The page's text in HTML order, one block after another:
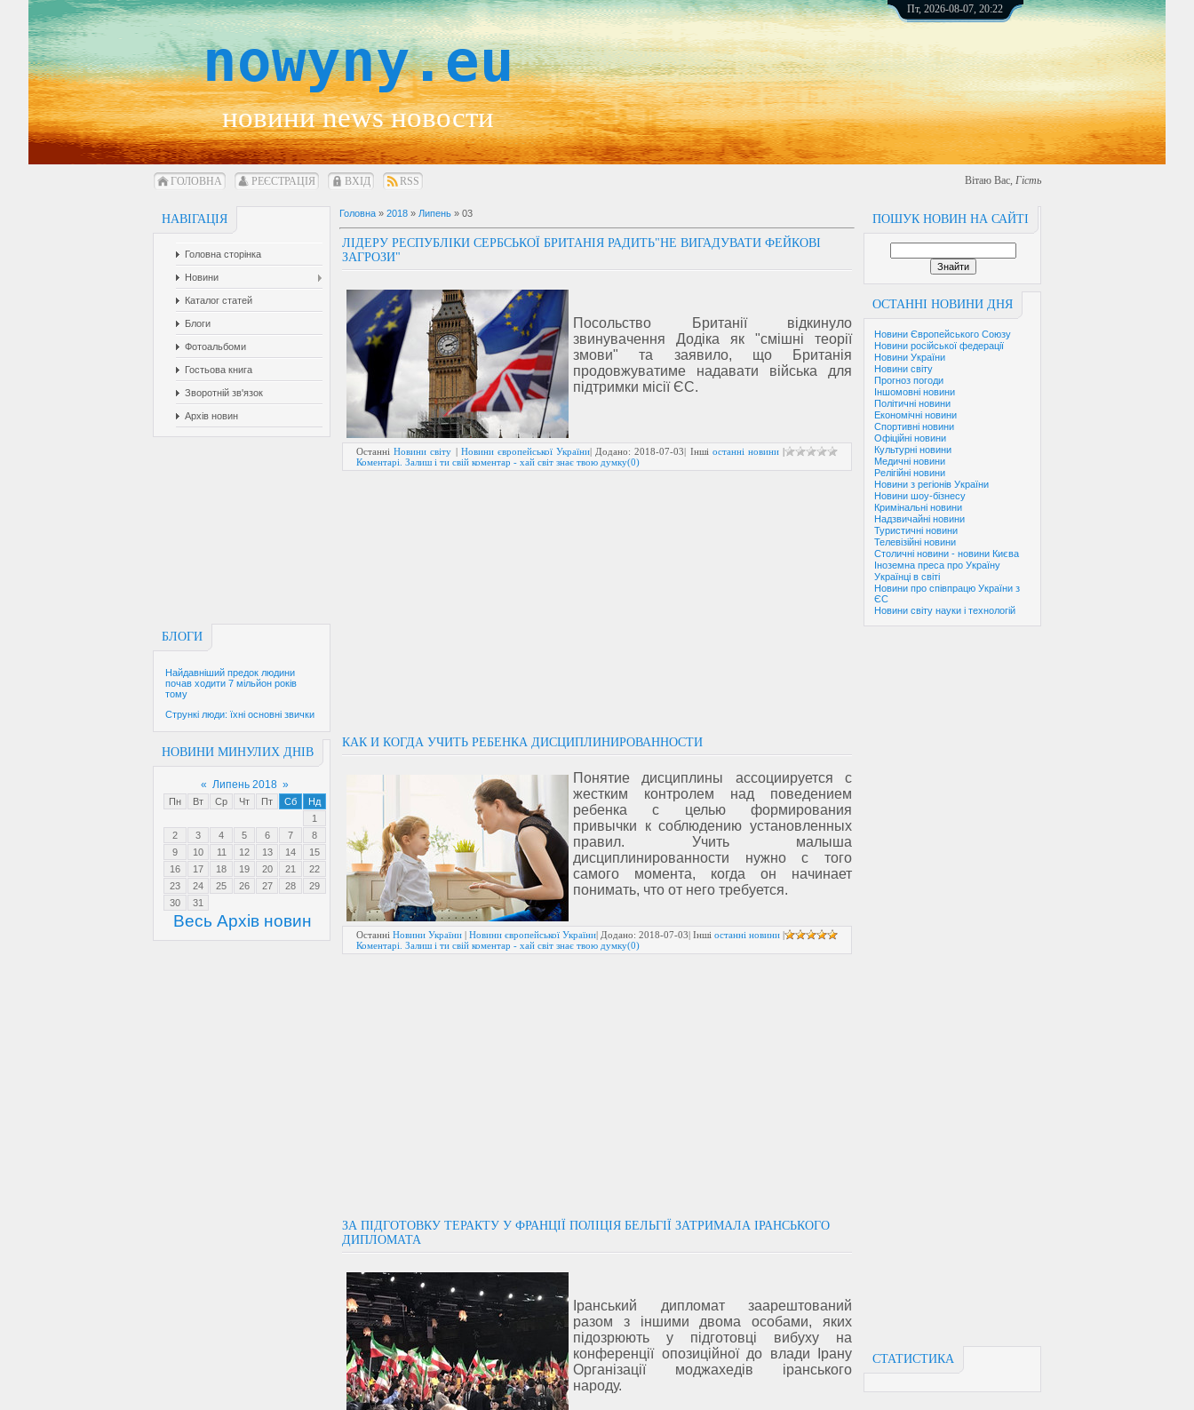
nowyny.eu
новини news новости
Пт, 2026-08-07, 20:22
ГОЛОВНА РЕЄСТРАЦІЯ ВХІД RSS Вітаю Вас, Гість
НАВІГАЦІЯ
Головна сторінка
Новини
Каталог статей
Блоги
Фотоальбоми
Гостьова книга
Зворотній зв'язок
Архів новин
БЛОГИ
Найдавніший предок людини
почав ходити 7 мільйон років
тому
Стрункі люди: їхні основні звички
НОВИНИ МИНУЛИХ ДНІВ
« Липень 2018 »
Пн Вт Ср Чт Пт Сб
Нд
1
2
3 4 5 6 7
8
9
10 11 12 13 14
15
16
17 18 19 20 21
22
23
24 25 26 27 28
29
30
31
Весь Архів новин
ПОШУК НОВИН НА САЙТІ
ОСТАННІ НОВИНИ ДНЯ
Новини Європейського Союзу
Новини російської федерації
Новини України
Новини світу
Прогноз погоди
Іншомовні новини
Політичні новини
Економічні новини
Спортивні новини
Офіційні новини
Культурні новини
Медичні новини
Релігійні новини
Новини з регіонів України
Новини шоу-бізнесу
Кримінальні новини
Надзвичайні новини
Туристичні новини
Телевізійні новини
Столичні новини - новини Києва
Іноземна преса про Україну
Українці в світі
Новини про співпрацю України з
ЄС
Новини світу науки і технологій
СТАТИСТИКА
Головна » 2018 » Липень » 03
ЛІДЕРУ РЕСПУБЛІКИ СЕРБСЬКОЇ БРИТАНІЯ РАДИТЬ"НЕ ВИГАДУВАТИ ФЕЙКОВІ
ЗАГРОЗИ"
Посольство Британії відкинуло
звинувачення Додіка як "смішні теорії
змови" та заявило, що Британія
продовжуватиме надавати війська для
підтримки місії ЄС.
ОстанніНовини світу | Новини європейської України| Додано:2018-07-03| Інші останні новини|
Коментарі. Залиш і ти свій коментар - хай світ знає твою думку(0)
КАК И КОГДА УЧИТЬ РЕБЕНКА ДИСЦИПЛИНИРОВАННОСТИ
Понятие дисциплины ассоциируется с
жестким контролем над поведением
ребенка с целью формирования
привычки к соблюдению установленных
правил. Учить малыша
дисциплинированности нужно с того
самого момента, когда он начинает
понимать, что от него требуется.
Останні Новини України | Новини європейської України| Додано: 2018-07-03| Інші останні новини |
Коментарі. Залиш і ти свій коментар - хай світ знає твою думку(0)
ЗА ПІДГОТОВКУ ТЕРАКТУ У ФРАНЦІЇ ПОЛІЦІЯ БЕЛЬГІЇ ЗАТРИМАЛА ІРАНСЬКОГО
ДИПЛОМАТА
Іранський дипломат заарештований
разом з іншими двома особами, яких
підозрюють у підготовці вибуху на
конференції опозиційної до влади Ірану
Організації моджахедів іранського
народу.